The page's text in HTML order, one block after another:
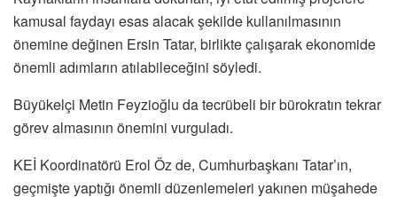
kamusal faydayı esas alacak şekilde kullanılmasının
önemine değinen Ersin Tatar, birlikte çalışarak ekonomide
önemli adımların atılabileceğini söyledi.
Büyükelçi Metin Feyzioğlu da tecrübeli bir bürokratın tekrar
görev almasının önemini vurguladı.
KEİ Koordinatörü Erol Öz de, Cumhurbaşkanı Tatar’ın,
geçmişte yaptığı önemli düzenlemeleri yakınen müşahede